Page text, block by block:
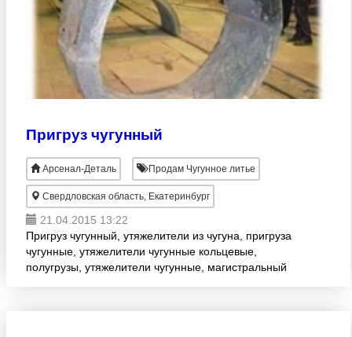
Пригруз чугунный
Арсенал-Деталь Продам Чугунное литье
Свердловская область, Екатеринбург
21.04.2015 13:22
Пригруз чугунный, утяжелители из чугуна, пригруза
чугунные, утяжелители чугунные кольцевые,
полугрузы, утяжелители чугунные, магистральный